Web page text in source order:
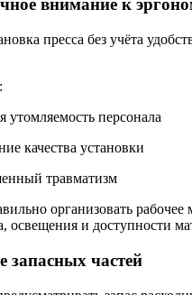
внимание к
пресса без учёта
утомляемость персонала
качества установки
травматизм
организовать рабочее
освещения и доступности
запасных частей